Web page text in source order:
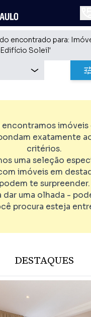
encontrado para:
Soleil'
encontramos imóveis
exatamente
critérios.
uma seleção
imóveis em
podem te surpreender.
dar uma olhada -
procura esteja
DESTAQUES